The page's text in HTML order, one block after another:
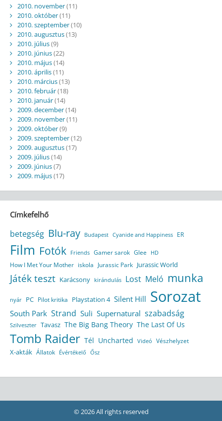
2010. november(11)
2010. október(11)
2010. szeptember(10)
2010. augusztus(13)
2010. július(9)
2010. június(22)
2010. május(14)
2010. április(11)
2010. március(13)
2010. február(18)
2010. január(14)
2009. december(14)
2009. november(11)
2009. október(9)
2009. szeptember(12)
2009. augusztus(17)
2009. július(14)
2009. június(7)
2009. május(17)
Címkefelhő
betegség Blu-ray Budapest Cyanide and Happiness ER
Film Fotók Friends Gamer sarok Glee HD
How I Met Your Mother iskola Jurassic Park Jurassic World
Játék teszt Karácsony kirándulás Lost Meló munka
nyár PC Pilot kritika Playstation 4 Silent Hill Sorozat
South Park Strand Suli Supernatural szabadság
Szilveszter Tavasz The Big Bang Theory The Last Of Us
Tomb Raider Tél Uncharted Videó Vészhelyzet
X-akták Állatok Évértékelő Ősz
© 2026 All rights reserved